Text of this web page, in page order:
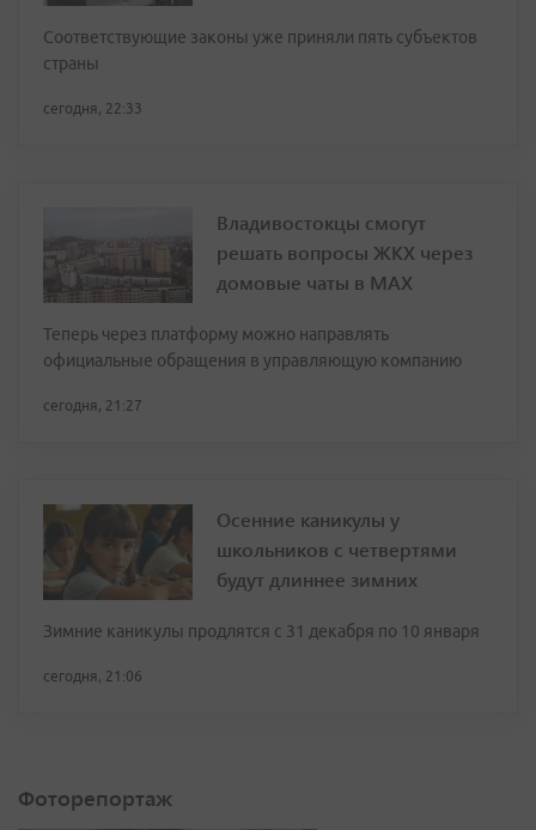
Соответствующие законы уже приняли пять субъектов
страны
сегодня, 22:33
Владивостокцы смогут
решать вопросы ЖКХ через
домовые чаты в МАХ
Теперь через платформу можно направлять
официальные обращения в управляющую компанию
сегодня, 21:27
Осенние каникулы у
школьников с четвертями
будут длиннее зимних
Зимние каникулы продлятся с 31 декабря по 10 января
сегодня, 21:06
Фоторепортаж